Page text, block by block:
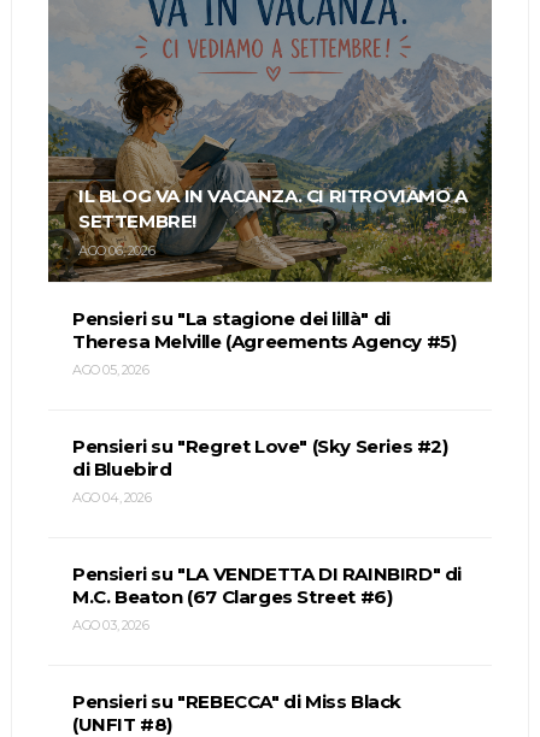
IL BLOG VA IN VACANZA. CI RITROVIAMO A
SETTEMBRE!
AGO 06, 2026
Pensieri su "La stagione dei lillà" di
Theresa Melville (Agreements Agency #5)
AGO 05, 2026
Pensieri su "Regret Love" (Sky Series #2)
di Bluebird
AGO 04, 2026
Pensieri su "LA VENDETTA DI RAINBIRD" di
M.C. Beaton (67 Clarges Street #6)
AGO 03, 2026
Pensieri su "REBECCA" di Miss Black
(UNFIT #8)